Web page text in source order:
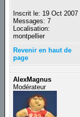
Inscrit le: 19 Oct 2007
Messages: 7
Localisation:
montpellier
Revenir en haut de
page
AlexMagnus
Modérateur